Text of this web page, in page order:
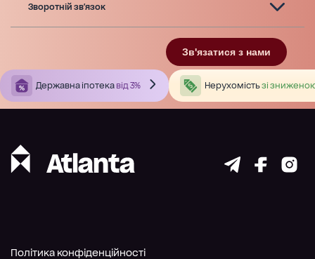
Зворотній зв'язок
Зв'язатися з нами
Державна іпотека від 3% Нерухомістьзі
Політика конфіденційності